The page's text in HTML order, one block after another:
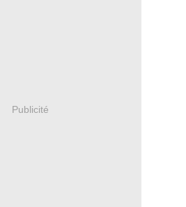
Publicité